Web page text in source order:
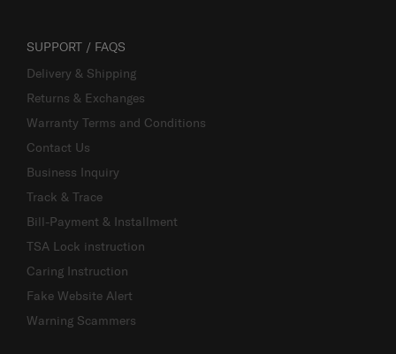
SUPPORT / FAQS
Delivery & Shipping
Returns & Exchanges
Warranty Terms and Conditions
Contact Us
Business Inquiry
Track & Trace
Bill-Payment & Installment
TSA Lock instruction
Caring Instruction
Fake Website Alert
Warning Scammers